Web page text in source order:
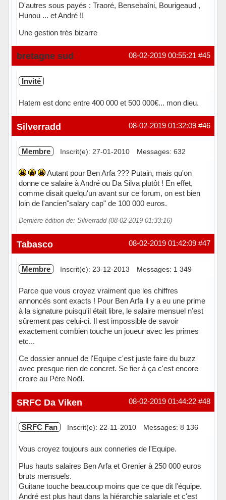
D'autres sous payés : Traoré, Bensebaîni, Bourigeaud ,
Hunou ... et André !!
Une gestion trés bizarre
Hors ligne #45
08-02-2019 00:55:21
bretagne sud
Invité
Hatem est donc entre 400 000 et 500 000€... mon dieu.
#46
08-02-2019 01:32:09
Silverradd
Membre Inscrit(e): 27-01-2010 Messages: 632
Autant pour Ben Arfa ??? Putain, mais qu'on
donne ce salaire à André ou Da Silva plutôt ! En effet,
comme disait quelqu'un avant sur ce forum, on est bien
loin de l'ancien"salary cap" de 100 000 euros.
Dernière édition de: Silverradd (08-02-2019 01:33:16)
Hors ligne #47
08-02-2019 01:42:09
Tabasco
Membre Inscrit(e): 23-12-2013 Messages: 1 349
Parce que vous croyez vraiment que les chiffres
annoncés sont exacts ! Pour Ben Arfa il y a eu une prime
à la signature puisqu'il était libre, le salaire mensuel n'est
sûrement pas celui-ci. Il est impossible de savoir
exactement combien touche un joueur avec les primes
etc...
Ce dossier annuel de l'Equipe c'est juste faire du buzz
avec presque rien de concret. Se fier à ça c'est encore
croire au Père Noël.
Hors ligne #48
08-02-2019 01:44:22
SRFC Da Viken
SRFC Fan Inscrit(e): 22-11-2010 Messages: 8 136
Vous croyez toujours aux conneries de l'Equipe.
Plus hauts salaires Ben Arfa et Grenier à 250 000 euros
bruts mensuels.
Guitane touche beaucoup moins que ce que dit l'équipe.
André est plus haut dans la hiérarchie salariale et c'est